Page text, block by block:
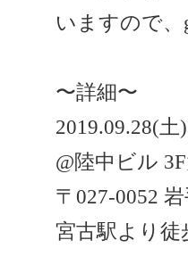
いますので
〜詳細〜
2019.09.28(土)
@陸中ビル
〒027-0052
宮古駅より徒